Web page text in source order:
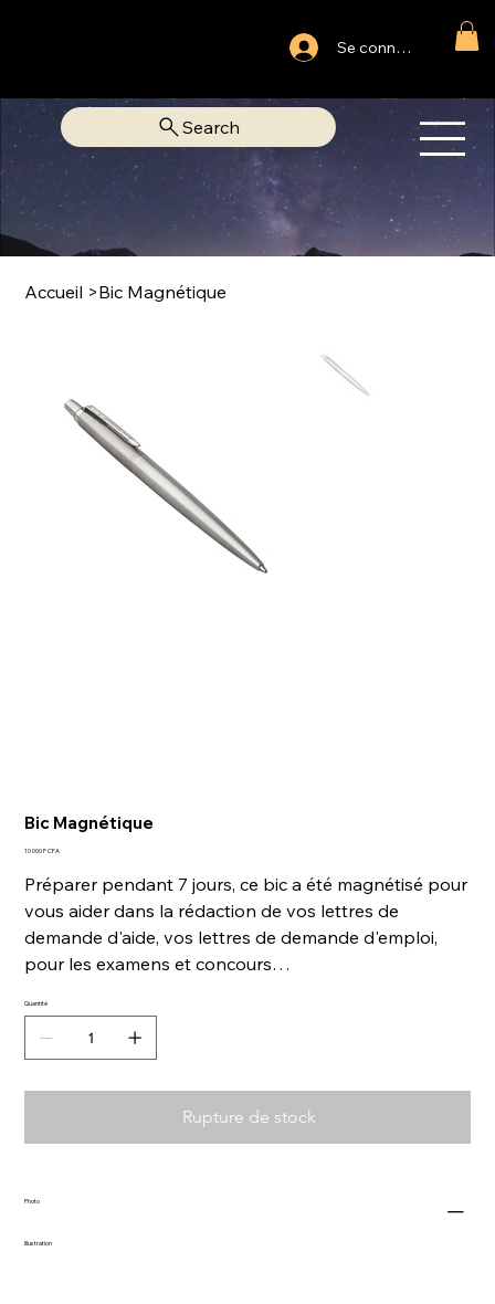
Se connecter
Accueil >Bic Magnétique
Bic Magnétique
Prix
10 000 F CFA
Préparer pendant 7 jours, ce bic a été magnétisé pour
vous aider dans la rédaction de vos lettres de
demande d'aide, vos lettres de demande d'emploi,
pour les examens et concours…
Quantité
Rupture de stock
Photo
Illustration
LIBRAIRIE SPIRITUELLESearch